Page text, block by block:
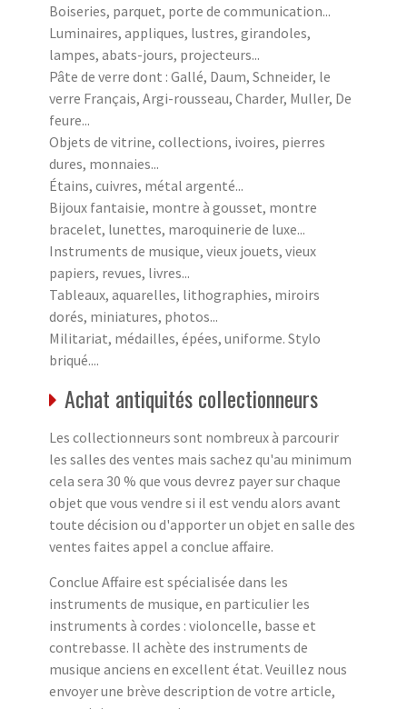
Boiseries, parquet, porte de communication...
Luminaires, appliques, lustres, girandoles,
lampes, abats-jours, projecteurs...
Pâte de verre dont : Gallé, Daum, Schneider, le
verre Français, Argi-rousseau, Charder, Muller, De
feure...
Objets de vitrine, collections, ivoires, pierres
dures, monnaies...
Étains, cuivres, métal argenté...
Bijoux fantaisie, montre à gousset, montre
bracelet, lunettes, maroquinerie de luxe...
Instruments de musique, vieux jouets, vieux
papiers, revues, livres...
Tableaux, aquarelles, lithographies, miroirs
dorés, miniatures, photos...
Militariat, médailles, épées, uniforme. Stylo
briqué....
Achat antiquités collectionneurs
Les collectionneurs sont nombreux à parcourir
les salles des ventes mais sachez qu'au minimum
cela sera 30 % que vous devrez payer sur chaque
objet que vous vendre si il est vendu alors avant
toute décision ou d'apporter un objet en salle des
ventes faites appel a conclue affaire.
Conclue Affaire est spécialisée dans les
instruments de musique, en particulier les
instruments à cordes : violoncelle, basse et
contrebasse. Il achète des instruments de
musique anciens en excellent état. Veuillez nous
envoyer une brève description de votre article,